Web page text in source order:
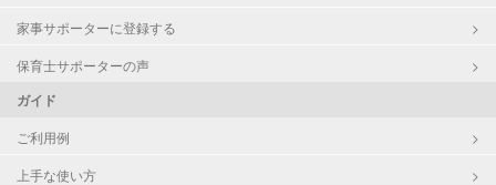
お子様の撮影
家事サポーターに登録する
保育士サポーターの声
ガイド
ご利用例
上手な使い方